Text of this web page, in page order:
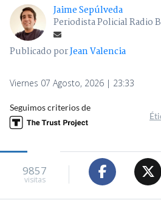
Jaime Sepúlveda
Periodista Policial Radio
Publicado porJean Valencia
Viernes 07 Agosto, 2026 | 23:33
Seguimos criterios de
9857
visitas